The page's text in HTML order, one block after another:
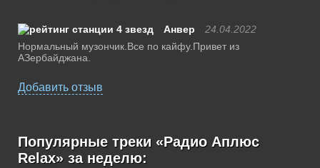
Анвер
24.04.2022
Нормальный музончик.Все по кайфу.Привет из
АЗербайджана.
Добавить отзыв
Популярные треки «Радио Аплюс
Relax» за неделю: